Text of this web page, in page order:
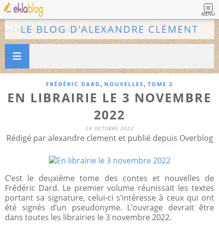
MENU
LE BLOG D'ALEXANDRE CLÉMENT
FRÉDÉRIC DARD , NOUVELLES , TOME 2
EN LIBRAIRIE LE 3 NOVEMBRE
2022
29 OCTOBRE 2022
Rédigé par alexandre clement et publié depuis Overblog
C’est le deuxième tome des contes et nouvelles de
Frédéric Dard. Le premier volume réunissait les textes
portant sa signature, celui-ci s’intéresse à ceux qui ont
été signés d’un pseudonyme. L’ouvrage devrait être
dans toutes les librairies le 3 novembre 2022.